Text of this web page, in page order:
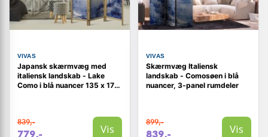
VIVAS
Japansk skærmvæg med
italiensk landskab - Lake
Como i blå nuancer 135 x 172
839,-
779,- Vis
VIVAS
Skærmvæg Italiensk
landskab - Comosøen i blå
nuancer, 3-panel rumdeler
899,-
839,- Vis